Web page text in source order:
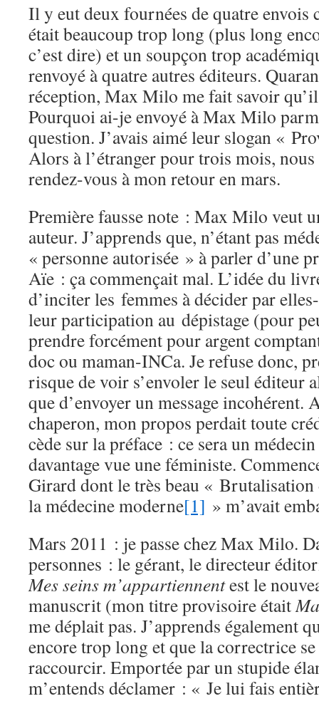
Il y eut deux fournées de quatre envois
était beaucoup trop long (plus long
c’est dire) et un soupçon trop
renvoyé à quatre autres éditeurs.
réception, Max Milo me fait savoir qu’il
Pourquoi ai-je envoyé à Max Milo
question. J’avais aimé leur slogan «
Alors à l’étranger pour trois mois, nous
rendez-vous à mon retour en mars.
Première fausse note : Max Milo veut
auteur. J’apprends que, n’étant pas
« personne autorisée » à parler d’une
Aïe : ça commençait mal. L’idée du
d’inciter les femmes à décider par
leur participation au dépistage (pour
prendre forcément pour argent
doc ou maman-INCa. Je refuse donc,
risque de voir s’envoler le seul éditeur
que d’envoyer un message incohérent.
chaperon, mon propos perdait toute
cède sur la préface : ce sera un
davantage vue une féministe.
Girard dont le très beau «
la médecine moderne[1] » m’avait
Mars 2011 : je passe chez Max Milo.
personnes : le gérant, le directeur
Mes seins m’appartiennentest le
manuscrit (mon titre provisoire était
me déplait pas. J’apprends également
encore trop long et que la correctrice
raccourcir. Emportée par un stupide
m’entends déclamer : « Je lui fais